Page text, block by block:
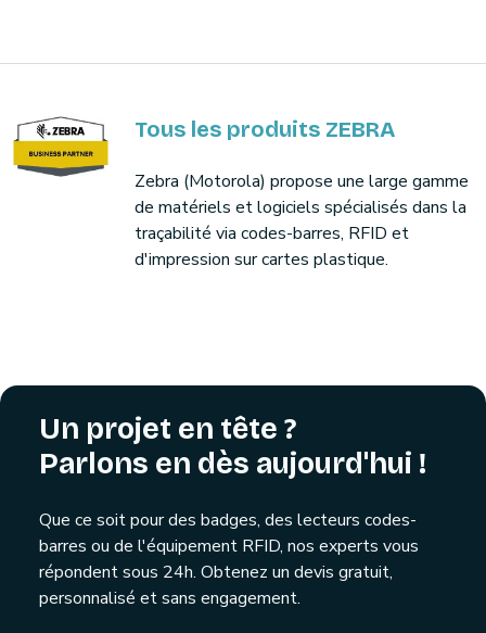
Tous les produits ZEBRA
Zebra (Motorola) propose une large gamme
de matériels et logiciels spécialisés dans la
traçabilité via codes-barres, RFID et
d'impression sur cartes plastique.
Un projet en tête ?
Parlons en dès aujourd'hui !
Que ce soit pour des badges, des lecteurs codes-
barres ou de l'équipement RFID, nos experts vous
répondent sous 24h. Obtenez un devis gratuit,
personnalisé et sans engagement.